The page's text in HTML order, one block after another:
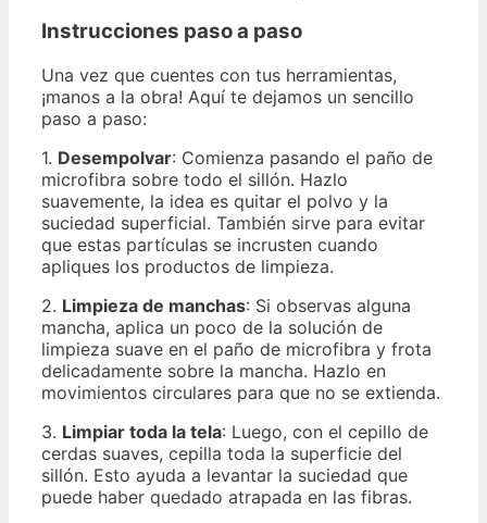
Instrucciones paso a paso
Una vez que cuentes con tus herramientas,
¡manos a la obra! Aquí te dejamos un sencillo
paso a paso:
1. Desempolvar: Comienza pasando el paño de
microfibra sobre todo el sillón. Hazlo
suavemente, la idea es quitar el polvo y la
suciedad superficial. También sirve para evitar
que estas partículas se incrusten cuando
apliques los productos de limpieza.
2. Limpieza de manchas: Si observas alguna
mancha, aplica un poco de la solución de
limpieza suave en el paño de microfibra y frota
delicadamente sobre la mancha. Hazlo en
movimientos circulares para que no se extienda.
3. Limpiar toda la tela: Luego, con el cepillo de
cerdas suaves, cepilla toda la superficie del
sillón. Esto ayuda a levantar la suciedad que
puede haber quedado atrapada en las fibras.